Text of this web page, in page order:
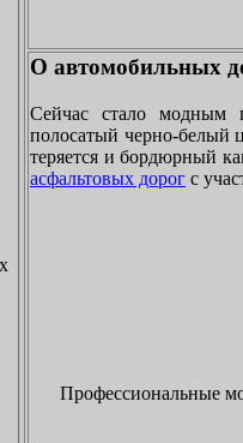
О автомобильных
Сейчас стало модным
полосатый черно-белый
теряется и бордюрный
асфальтовых дорог с
Профессиональные